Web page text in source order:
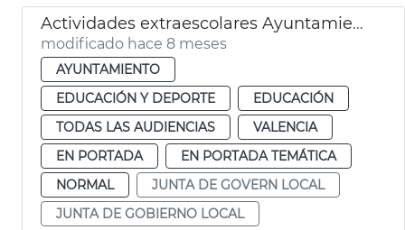
Actividades extraescolares Ayuntamiento de València
modificado hace 8 meses
AYUNTAMIENTO
EDUCACIÓN Y DEPORTE
EDUCACIÓN
TODAS LAS AUDIENCIAS
VALENCIA
EN PORTADA
EN PORTADA TEMÁTICA
NORMAL
JUNTA DE GOVERN LOCAL
JUNTA DE GOBIERNO LOCAL